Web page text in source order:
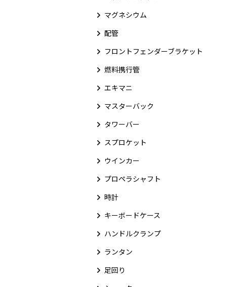
マグネシウム
配管
フロントフェンダーブラケット
燃料携行管
エキマニ
マスターバック
タワーバー
スプロケット
ウインカー
プロペラシャフト
時計
キーボードケース
ハンドルクランプ
ランタン
足回り